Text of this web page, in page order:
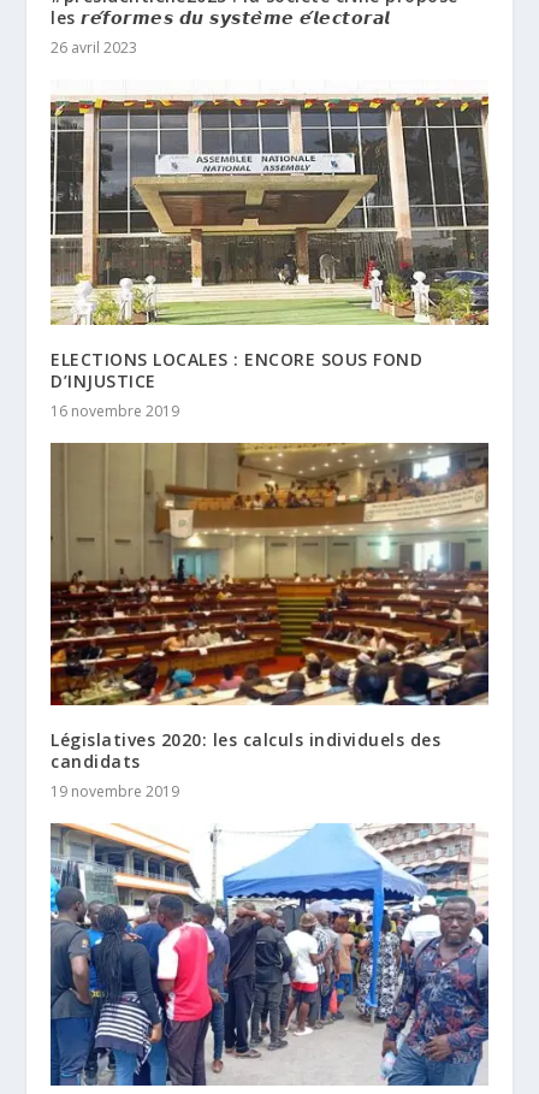
les 𝙧𝙚́𝙛𝙤𝙧𝙢𝙚𝙨 𝙙𝙪 𝙨𝙮𝙨𝙩𝙚̀𝙢𝙚 𝙚́𝙡𝙚𝙘𝙩𝙤𝙧𝙖𝙡
26 avril 2023
ELECTIONS LOCALES : ENCORE SOUS FOND
D’INJUSTICE
16 novembre 2019
Législatives 2020: les calculs individuels des
candidats
19 novembre 2019